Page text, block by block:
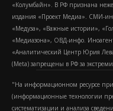
«Колумбайн». В РФ признана
издания «Проект Медиа». СМИ-
«Медуза», «Важные истории»,
«Медиазона», ОВД-инфо.
«Аналитический Центр Юрия
(Metа) запрещены в РФ за
"На информационном ресурсе
(информационные технологии
систематизации и анализа